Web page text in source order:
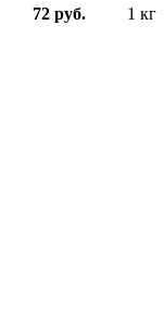
72 руб. 1 кг